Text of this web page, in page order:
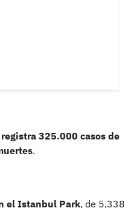
325.000 casos de
.
el Istanbul Park, de 5,338